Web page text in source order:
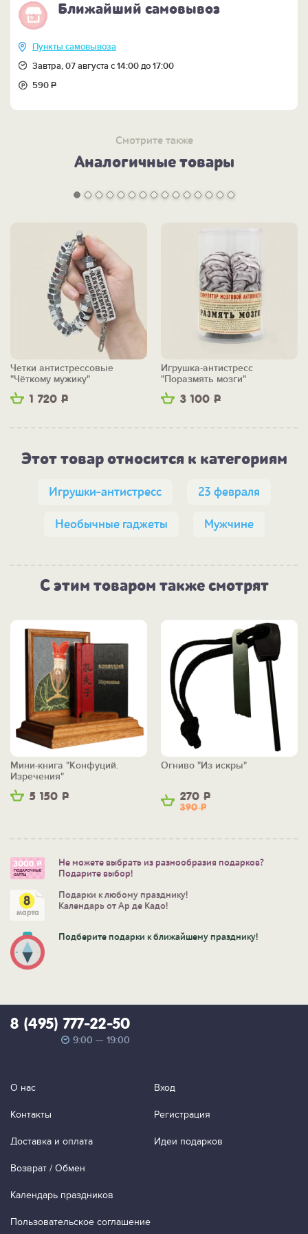
Ближайший самовывоз
Пункты самовывоза
Завтра, 07 августа с 14:00 до 17:00
590Р
Смотрите также
Аналогичные товары
1 720 Р
Четки антистрессовые
"Чёткому мужику"
3 100 Р
Игрушка-антистресс
"Поразмять мозги"
Этот товар относится к категориям
Игрушки-антистресс 23 февраля
Необычные гаджеты Мужчине
С этим товаром также смотрят
5 150 Р
Мини-книга "Конфуций.
Изречения"
270 Р
390Р
Огниво "Из искры"
Не можете выбрать из разнообразия подарков?
Подарите выбор!
Подарки к любому празднику!
Календарь от Ар де Кадо!
Подберите подарки к ближайшему празднику!
8 (495) 777-22-50
9:00 — 19:00
О нас
Контакты
Доставка и оплата
Возврат / Обмен
Календарь праздников
Пользовательское соглашение
Вход
Регистрация
Идеи подарков